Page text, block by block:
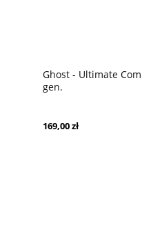
Ghost - Ultimate
gen.
169,00 zł